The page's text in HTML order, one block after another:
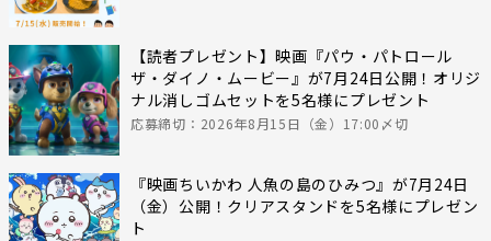
【読者プレゼント】映画『パウ・パトロール
ザ・ダイノ・ムービー』が7月24日公開！オリジ
ナル消しゴムセットを5名様にプレゼント
応募締切：2026年8月15日（金）17:00〆切
『映画ちいかわ 人魚の島のひみつ』が7月24日
（金）公開！クリアスタンドを5名様にプレゼン
ト